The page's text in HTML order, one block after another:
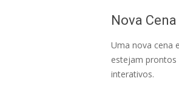
Nova Cena
Uma nova cena
estejam prontos
interativos.